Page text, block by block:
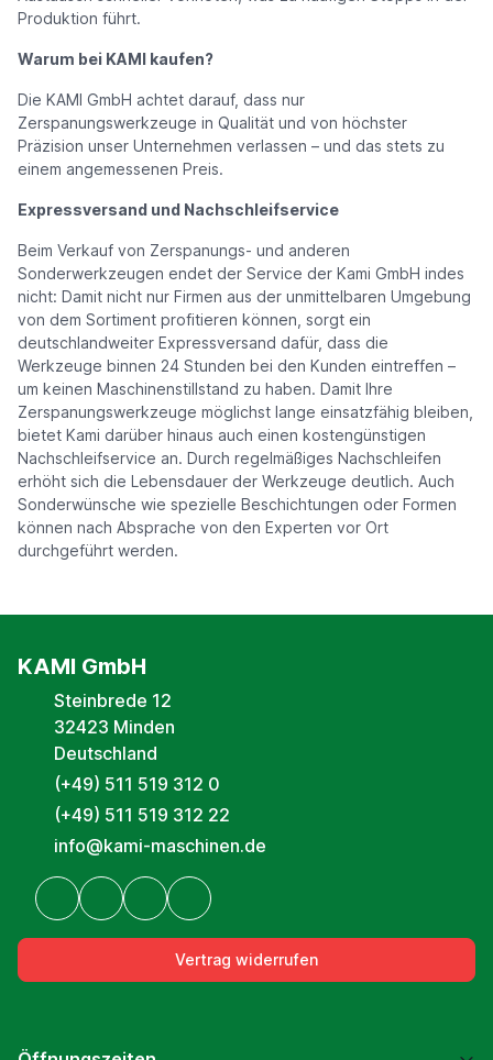
Produktion führt.
Warum bei KAMI kaufen?
Die KAMI GmbH achtet darauf, dass nur
Zerspanungswerkzeuge in Qualität und von höchster
Präzision unser Unternehmen verlassen – und das stets zu
einem angemessenen Preis.
Expressversand und Nachschleifservice
Beim Verkauf von Zerspanungs- und anderen
Sonderwerkzeugen endet der Service der Kami GmbH indes
nicht: Damit nicht nur Firmen aus der unmittelbaren Umgebung
von dem Sortiment profitieren können, sorgt ein
deutschlandweiter Expressversand dafür, dass die
Werkzeuge binnen 24 Stunden bei den Kunden eintreffen –
um keinen Maschinenstillstand zu haben. Damit Ihre
Zerspanungswerkzeuge möglichst lange einsatzfähig bleiben,
bietet Kami darüber hinaus auch einen kostengünstigen
Nachschleifservice an. Durch regelmäßiges Nachschleifen
erhöht sich die Lebensdauer der Werkzeuge deutlich. Auch
Sonderwünsche wie spezielle Beschichtungen oder Formen
können nach Absprache von den Experten vor Ort
durchgeführt werden.
KAMI GmbH
Steinbrede 12
32423 Minden
Deutschland
(+49) 511 519 312 0
(+49) 511 519 312 22
info@kami-maschinen.de
Vertrag widerrufen